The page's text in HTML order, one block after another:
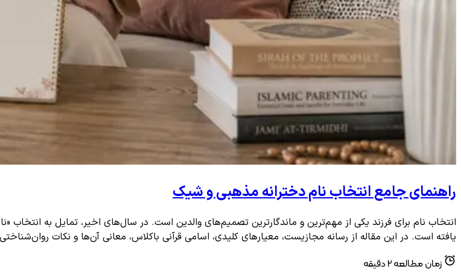
راهنمای جامع انتخاب نام دخترانه مذهبی و شیک
انتخاب نام برای فرزند یکی از مهم‌ترین و ماندگارترین تصمیم‌های والدین است. در سال‌های اخیر، تمایل به
یافته است. در این مقاله از رسانه مجازیست، معیارهای کلیدی، اسامی قرآنی باکلاس، معانی آن‌ها و نکات
زمان مطالعه2دقیقه